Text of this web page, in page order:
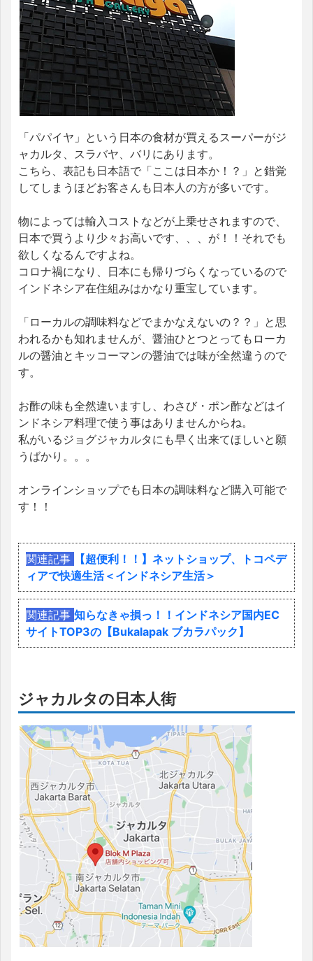
「パパイヤ」という日本の食材が買えるスーパーがジ
ャカルタ、スラバヤ、バリにあります。
こちら、表記も日本語で「ここは日本か！？」と錯覚
してしまうほどお客さんも日本人の方が多いです。
物によっては輸入コストなどが上乗せされますので、
日本で買うより少々お高いです、、、が！！それでも
欲しくなるんですよね。
コロナ禍になり、日本にも帰りづらくなっているので
インドネシア在住組みはかなり重宝しています。
「ローカルの調味料などでまかなえないの？？」と思
われるかも知れませんが、醤油ひとつとってもローカ
ルの醤油とキッコーマンの醤油では味が全然違うので
す。
お酢の味も全然違いますし、わさび・ポン酢などはイ
ンドネシア料理で使う事はありませんからね。
私がいるジョグジャカルタにも早く出来てほしいと願
うばかり。。。
オンラインショップでも日本の調味料など購入可能で
す！！
関連記事
【超便利！！】ネットショップ、トコペデ
ィアで快適生活＜インドネシア生活＞
関連記事 知らなきゃ損っ！！インドネシア国内EC
サイトTOP3の【Bukalapak ブカラパック】
ジャカルタの日本人街